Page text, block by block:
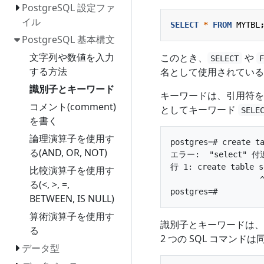
PostgreSQL 設定ファ
イル
PostgreSQL 基本構文
文字列や数値を入力
する方法
識別子とキーワード
コメント(comment)
を書く
論理演算子を使用す
る(AND, OR, NOT)
比較演算子を使用す
る(<, >, =,
BETWEEN, IS NULL)
算術演算子を使用す
る
データ型
SELECT * FROM MYTBL ;
このとき、 SELECT や
名として使用されてい
キーワードは、引用符
としてキーワード
postgres=# create
エラー:  "select" 付近
行 1: create table
                   ^
識別子とキーワードは
2 つの SQL コマンドは